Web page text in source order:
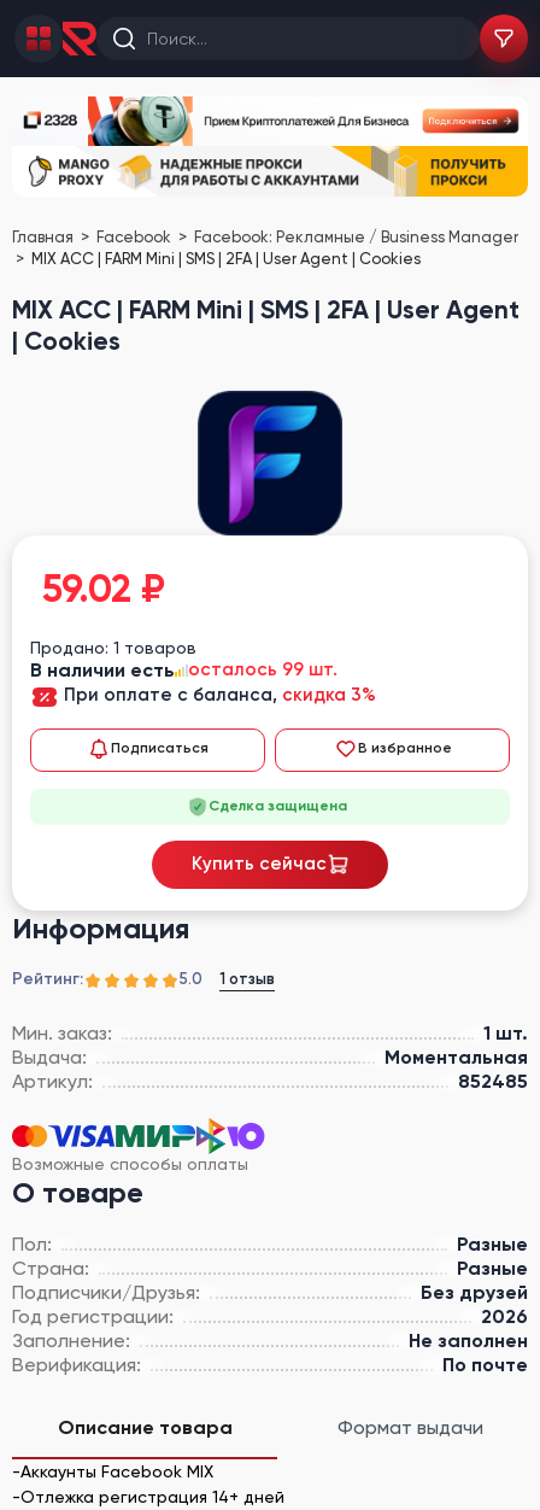
Главная Facebook
Facebook: Рекламные / Business Manager
MIX ACC | FARM Mini | SMS | 2FA | User Agent | Cookies
MIX ACC | FARM Mini | SMS | 2FA | User Agent
| Cookies
Информация
Рейтинг: 5.0 1 отзыв
Мин. заказ:
1 шт.
Выдача:
Моментальная
Артикул:
852485
Возможные способы оплаты
О товаре
Пол:
Разные
Страна:
Разные
Подписчики/Друзья:
Без друзей
Год регистрации:
2026
Заполнение:
Не заполнен
Верификация:
По почте
59.02 ₽
Продано: 1 товаров
В наличии есть
осталось 99 шт.
При оплате с баланса, скидка 3%
Подписаться В избранное
Сделка защищена
Купить сейчас
Описание товара Формат выдачи
-Аккаунты Facebook MIX
-Отлежка регистрация 14+ дней